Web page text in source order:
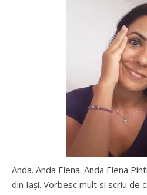
Anda. Anda Elena. Anda Elena
din Iaşi. Vorbesc mult si scriu de